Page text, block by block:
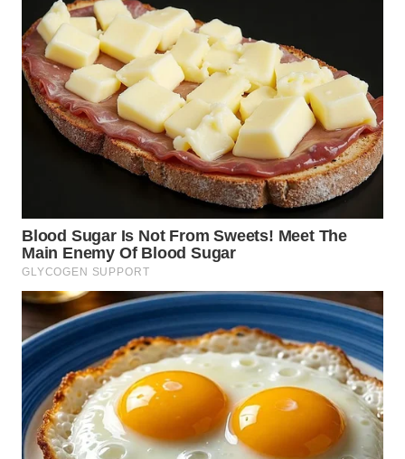
WN
TAPANULI
TENGAH
WN DELI
SERDANG
TINGGI
WN
PAKPAK
WN
KARAWANG
WN
BEKASI